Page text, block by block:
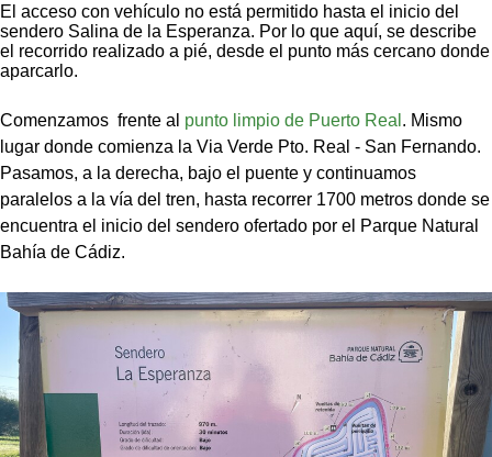
El acceso con vehículo no está permitido hasta el inicio del
sendero Salina de la Esperanza. Por lo que aquí, se describe
el recorrido realizado a pié, desde el punto más cercano donde
aparcarlo.
Comenzamos frente al punto limpio de Puerto Real . Mismo
lugar donde comienza la Via Verde Pto. Real - San Fernando.
Pasamos, a la derecha, bajo el puente y continuamos
paralelos a la vía del tren, hasta recorrer 1700 metros donde se
encuentra el inicio del sendero ofertado por el Parque Natural
Bahía de Cádiz.